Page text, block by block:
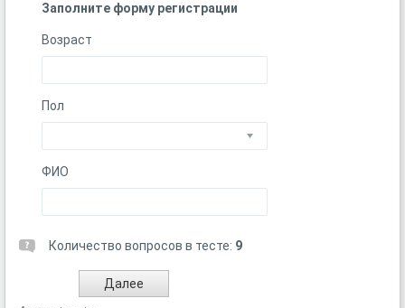
Заполните форму регистрации
Возраст
Пол
ФИО
Количество вопросов в тесте: 9